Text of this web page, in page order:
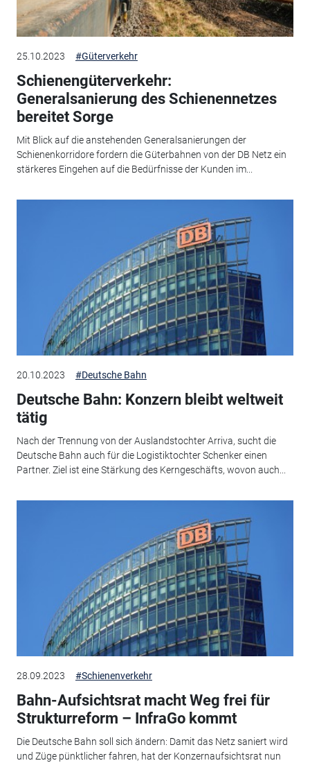
25.10.2023 #Güterverkehr
Schienengüterverkehr:
Generalsanierung des Schienennetzes
bereitet Sorge
Mit Blick auf die anstehenden Generalsanierungen der
Schienenkorridore fordern die Güterbahnen von der DB Netz ein
stärkeres Eingehen auf die Bedürfnisse der Kunden im...
20.10.2023 #Deutsche Bahn
Deutsche Bahn: Konzern bleibt weltweit
tätig
Nach der Trennung von der Auslandstochter Arriva, sucht die
Deutsche Bahn auch für die Logistiktochter Schenker einen
Partner. Ziel ist eine Stärkung des Kerngeschäfts, wovon auch...
28.09.2023 #Schienenverkehr
Bahn-Aufsichtsrat macht Weg frei für
Strukturreform – InfraGo kommt
Die Deutsche Bahn soll sich ändern: Damit das Netz saniert wird
und Züge pünktlicher fahren, hat der Konzernaufsichtsrat nun